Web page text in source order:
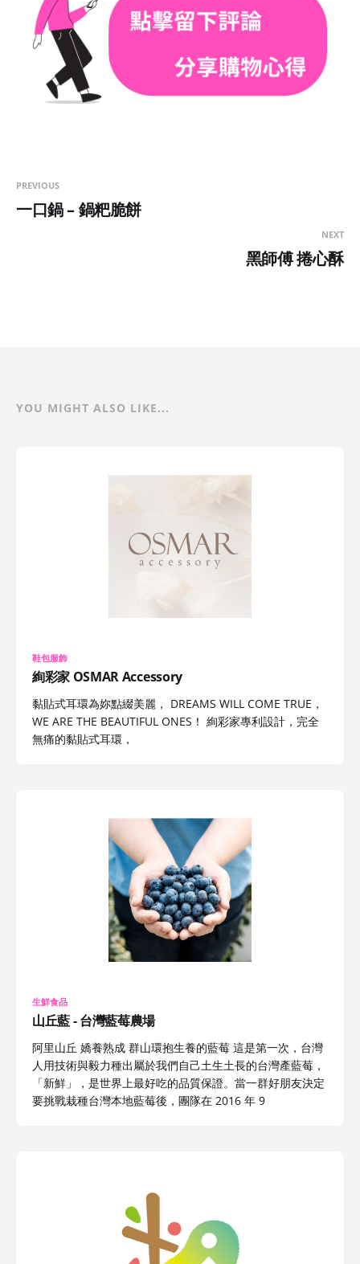
PREVIOUS
一口鍋 – 鍋粑脆餅
NEXT
黑師傅 捲心酥
YOU MIGHT ALSO LIKE...
鞋包服飾
絢彩家 OSMAR Accessory
黏貼式耳環為妳點綴美麗， DREAMS WILL COME TRUE，
WE ARE THE BEAUTIFUL ONES！ 絢彩家專利設計，完全
無痛的黏貼式耳環，
生鮮食品
山丘藍 - 台灣藍莓農場
阿里山丘 嬌養熟成 群山環抱生養的藍莓 這是第一次，台灣
人用技術與毅力種出屬於我們自己土生土長的台灣產藍莓，
「新鮮」，是世界上最好吃的品質保證。當一群好朋友決定
要挑戰栽種台灣本地藍莓後，團隊在 2016 年 9